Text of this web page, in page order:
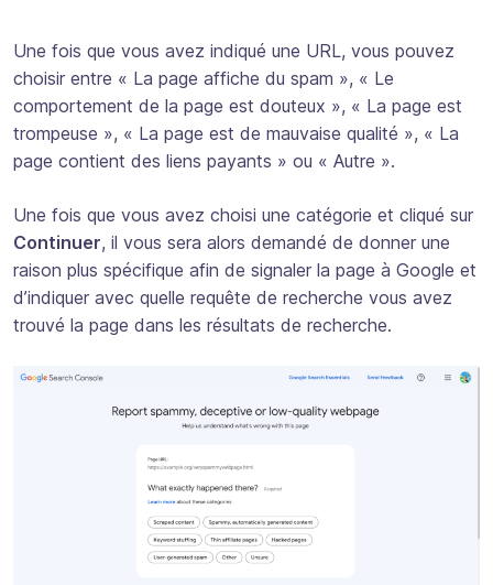
Une fois que vous avez indiqué une URL, vous pouvez
choisir entre « La page affiche du spam », « Le
comportement de la page est douteux », « La page est
trompeuse », « La page est de mauvaise qualité », « La
page contient des liens payants » ou « Autre ».
Une fois que vous avez choisi une catégorie et cliqué sur
Continuer, il vous sera alors demandé de donner une
raison plus spécifique afin de signaler la page à Google et
d’indiquer avec quelle requête de recherche vous avez
trouvé la page dans les résultats de recherche.